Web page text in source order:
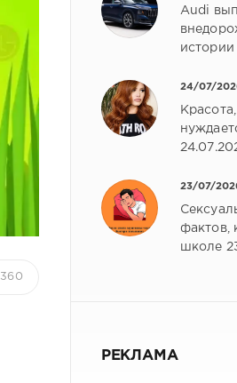
360
Audi
24/07/
23/07/
фактов,
школе
РЕКЛАМА